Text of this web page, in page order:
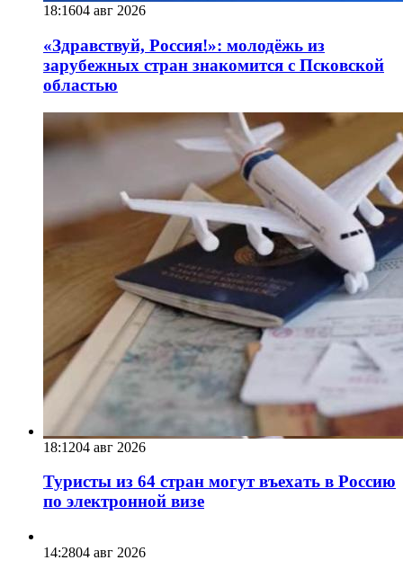
18:1604 авг 2026
«Здравствуй, Россия!»: молодёжь из
зарубежных стран знакомится с Псковской
областью
18:1204 авг 2026
Туристы из 64 стран могут въехать в Россию
по электронной визе
14:2804 авг 2026